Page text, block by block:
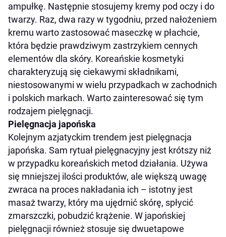
ampułkę. Następnie stosujemy kremy pod oczy i do
twarzy. Raz, dwa razy w tygodniu, przed nałożeniem
kremu warto zastosować maseczkę w płachcie,
która będzie prawdziwym zastrzykiem cennych
elementów dla skóry. Koreańskie kosmetyki
charakteryzują się ciekawymi składnikami,
niestosowanymi w wielu przypadkach w zachodnich
i polskich markach. Warto zainteresować się tym
rodzajem pielęgnacji.
Pielęgnacja japońska
Kolejnym azjatyckim trendem jest pielęgnacja
japońska. Sam rytuał pielęgnacyjny jest krótszy niż
w przypadku koreańskich metod działania. Używa
się mniejszej ilości produktów, ale większą uwagę
zwraca na proces nakładania ich – istotny jest
masaż twarzy, który ma ujędrnić skórę, spłycić
zmarszczki, pobudzić krążenie. W japońskiej
pielęgnacji również stosuje się dwuetapowe